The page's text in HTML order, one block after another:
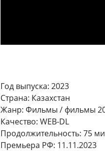
Год выпуска: 2023
Страна: Казахстан
Жанр: Фильмы / фильмы
Качество: WEB-DL
Продолжительность: 75
Премьера РФ: 11.11.2023